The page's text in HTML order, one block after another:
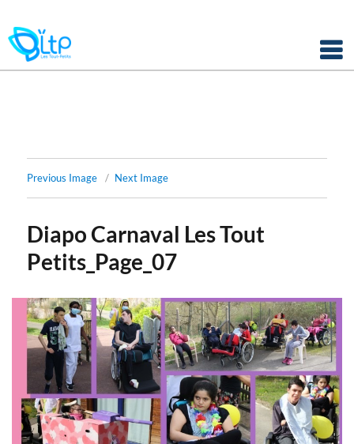
Skip
to
Previous Image Next Image
Diapo Carnaval Les Tout
Petits_Page_07